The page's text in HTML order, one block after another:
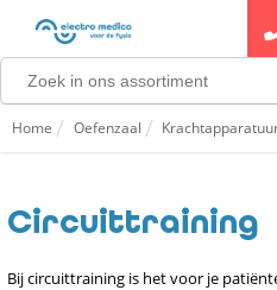
Home Oefenzaal
Circuittraining
Bij circuittraining is het voor je